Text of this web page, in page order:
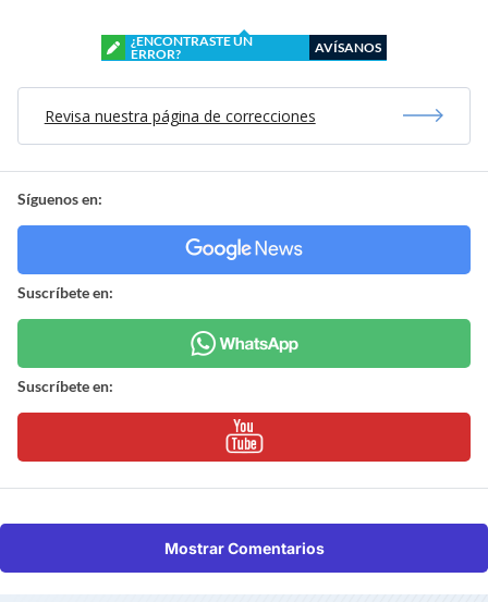
¿ENCONTRASTE UN
ERROR?
AVÍSANOS
Revisa nuestra página de correcciones
Síguenos en:
Suscríbete en:
Suscríbete en:
Mostrar Comentarios